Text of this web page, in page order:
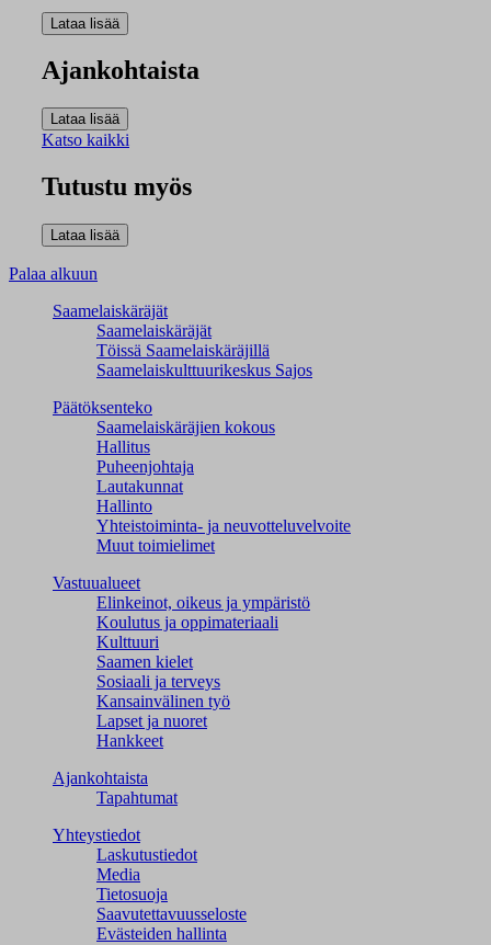
Ajankohtaista
Katso kaikki
Tutustu myös
Palaa alkuun
Saamelaiskäräjät
Saamelaiskäräjät
Töissä Saamelaiskäräjillä
Saamelaiskulttuuri­keskus Sajos
Päätöksenteko
Saamelaiskäräjien kokous
Hallitus
Puheenjohtaja
Lautakunnat
Hallinto
Yhteistoiminta- ja neuvotteluvelvoite
Muut toimielimet
Vastuualueet
Elinkeinot, oikeus ja ympäristö
Koulutus ja oppimateriaali
Kulttuuri
Saamen kielet
Sosiaali ja terveys
Kansainvälinen työ
Lapset ja nuoret
Hankkeet
Ajankohtaista
Tapahtumat
Yhteystiedot
Laskutustiedot
Media
Tietosuoja
Saavutettavuusseloste
Evästeiden hallinta